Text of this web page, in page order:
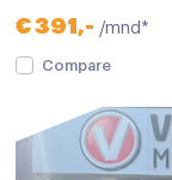
Armsteun voor
€ 391,- /mnd*
Compare